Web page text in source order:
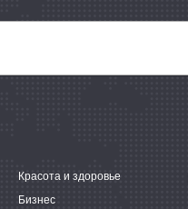
Красота и здоровье
Бизнес